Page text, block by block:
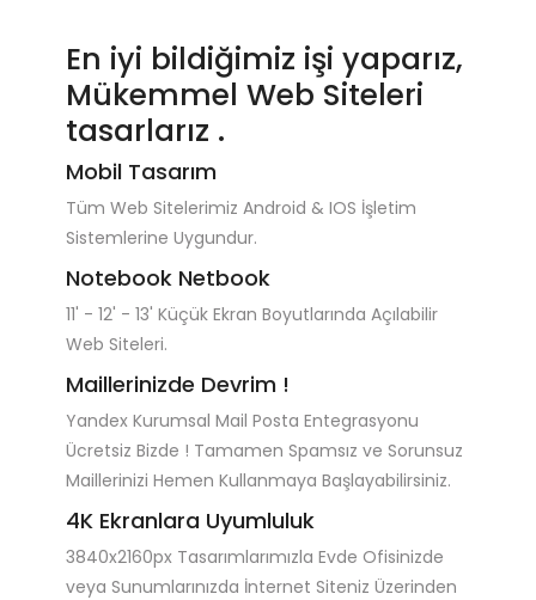
En iyi bildiğimiz işi yaparız,
Mükemmel Web Siteleri
tasarlarız .
Mobil Tasarım
Tüm Web Sitelerimiz Android & IOS İşletim
Sistemlerine Uygundur.
Notebook Netbook
11' - 12' - 13' Küçük Ekran Boyutlarında Açılabilir
Web Siteleri.
Maillerinizde Devrim !
Yandex Kurumsal Mail Posta Entegrasyonu
Ücretsiz Bizde ! Tamamen Spamsız ve Sorunsuz
Maillerinizi Hemen Kullanmaya Başlayabilirsiniz.
4K Ekranlara Uyumluluk
3840x2160px Tasarımlarımızla Evde Ofisinizde
veya Sunumlarınızda İnternet Siteniz Üzerinden